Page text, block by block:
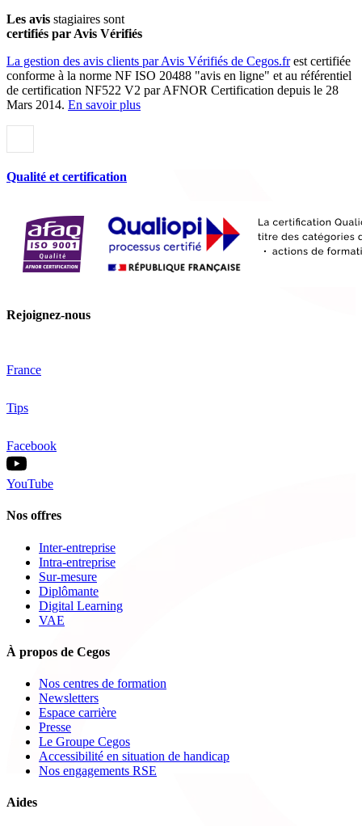
Les avis stagiaires sont
certifiés par Avis Vérifiés
La gestion des avis clients par Avis Vérifiés de Cegos.frest certifiée
conforme à la norme NF ISO 20488 "avis en ligne" et au référentiel
de certification NF522 V2 par AFNOR Certification depuis le 28
Mars 2014. En savoir plus
Qualité et certification
Rejoignez-nous
France
Tips
Facebook
YouTube
Nos offres
Inter-entreprise
Intra-entreprise
Sur-mesure
Diplômante
Digital Learning
VAE
À propos de Cegos
Nos centres de formation
Newsletters
Espace carrière
Presse
Le Groupe Cegos
Accessibilité en situation de handicap
Nos engagements RSE
Aides